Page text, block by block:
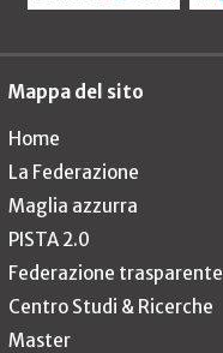
Mappa del sito
Home
La Federazione
Maglia azzurra
PISTA 2.0
Federazione trasparente
Centro Studi & Ricerche
Master